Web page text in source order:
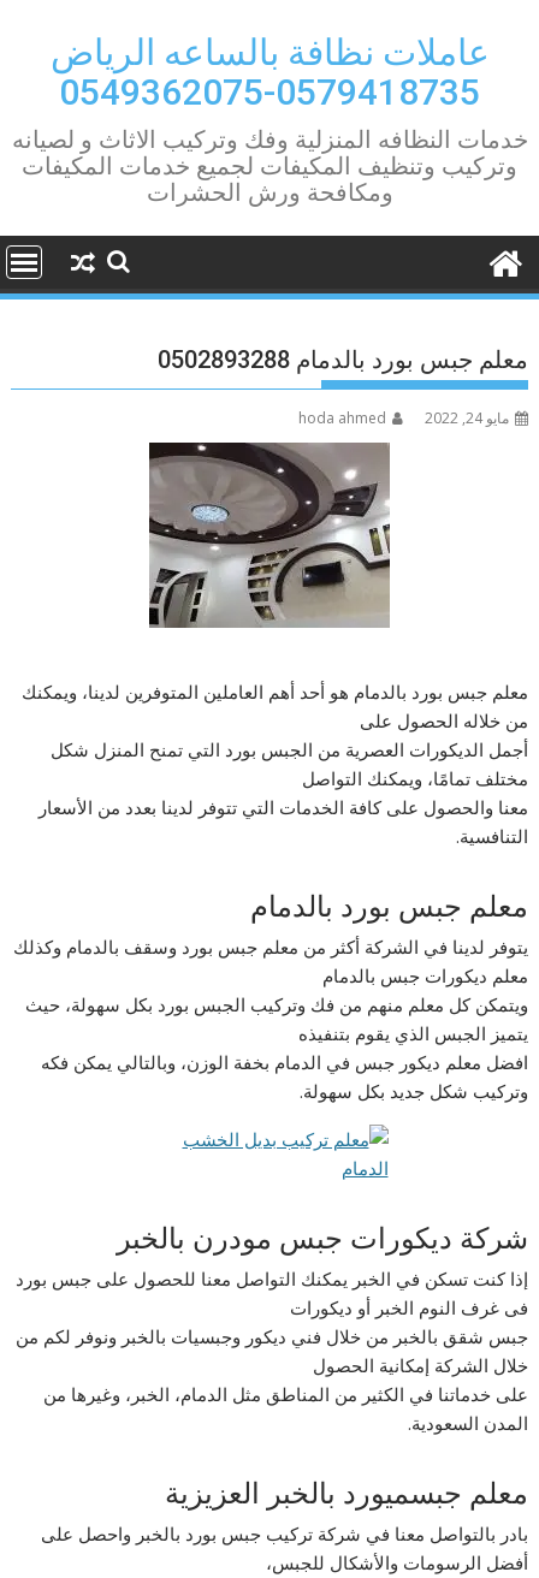
contentعاملات نظافة بالساعه الرياض
0579418735-0549362075
خدمات النظافه المنزلية وفك وتركيب الاثاث و لصيانه
وتركيب وتنظيف المكيفات لجميع خدمات المكيفات
ومكافحة ورش الحشرات
معلم جبس بورد بالدمام 0502893288
مايو 24, 2022 hoda ahmed
معلم جبس بورد بالدمام هو أحد أهم العاملين المتوفرين لدينا، ويمكنك
من خلاله الحصول على
أجمل الديكورات العصرية من الجبس بورد التي تمنح المنزل شكل
مختلف تمامًا، ويمكنك التواصل
معنا والحصول على كافة الخدمات التي تتوفر لدينا بعدد من الأسعار
التنافسية.
معلم جبس بورد بالدمام
يتوفر لدينا في الشركة أكثر من معلم جبس بورد وسقف بالدمام وكذلك
معلم ديكورات جبس بالدمام
ويتمكن كل معلم منهم من فك وتركيب الجبس بورد بكل سهولة، حيث
يتميز الجبس الذي يقوم بتنفيذه
افضل معلم ديكور جبس في الدمام بخفة الوزن، وبالتالي يمكن فكه
وتركيب شكل جديد بكل سهولة.
شركة ديكورات جبس مودرن بالخبر
إذا كنت تسكن في الخبر يمكنك التواصل معنا للحصول على جبس بورد
فى غرف النوم الخبر أو ديكورات
جبس شقق بالخبر من خلال فني ديكور وجبسيات بالخبر ونوفر لكم من
خلال الشركة إمكانية الحصول
على خدماتنا في الكثير من المناطق مثل الدمام، الخبر، وغيرها من
المدن السعودية.
معلم جبسميورد بالخبر العزيزية
بادر بالتواصل معنا في شركة تركيب جبس بورد بالخبر واحصل على
أفضل الرسومات والأشكال للجبس،